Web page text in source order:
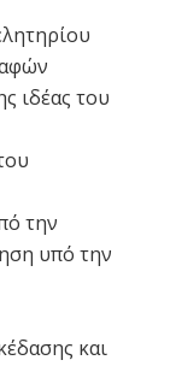
ιδέας του
την
υπό την
και